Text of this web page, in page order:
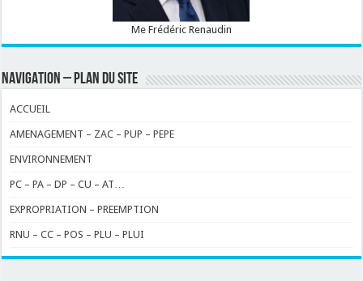
Me Frédéric Renaudin
NAVIGATION – PLAN DU SITE
ACCUEIL
AMENAGEMENT – ZAC – PUP – PEPE
ENVIRONNEMENT
PC – PA – DP – CU – AT…
EXPROPRIATION – PREEMPTION
RNU – CC – POS – PLU – PLUI